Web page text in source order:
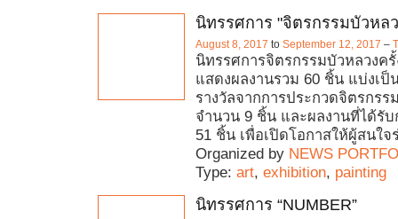
นิทรรศการ "จิตรกรรมบัวหล
August 8, 2017 to September 12, 2017 –
นิทรรศการจิตรกรรมบัวหลวงค
แสดงผลงานรวม 60 ชิ้น แบ่งเป็
รางวัลจากการประกวดจิตรกรร
จำนวน 9 ชิ้น และผลงานที่ได้รับ
51 ชิ้น เพื่อเปิดโอกาสให้ผู้สนใจ
Organized by NEWS
Type: art, exhibition, painting
นิทรรศการ “NUMBER”